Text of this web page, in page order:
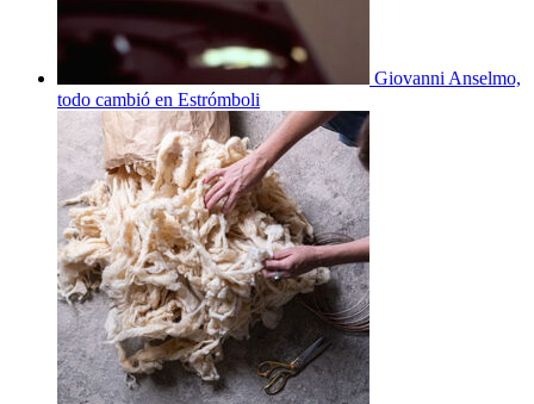
Giovanni Anselmo,
todo cambió en Estrómboli